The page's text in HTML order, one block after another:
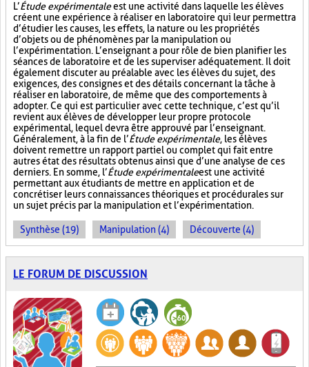
L’Étude expérimentaleest une activité dans laquelle les élèves
créent une expérience à réaliser en laboratoire qui leur permettra
d’étudier les causes, les effets, la nature ou les propriétés
d’objets ou de phénomènes par la manipulation ou
l’expérimentation. L’enseignant a pour rôle de bien planifier les
séances de laboratoire et de les superviser adéquatement. Il doit
également discuter au préalable avec les élèves du sujet, des
exigences, des consignes et des détails concernant la tâche à
réaliser en laboratoire, de même que des comportements à
adopter. Ce qui est particulier avec cette technique, c’est qu’il
revient aux élèves de développer leur propre protocole
expérimental, lequel devra être approuvé par l’enseignant.
Généralement, à la fin de l’Étude expérimentale, les élèves
doivent remettre un rapport partiel ou complet qui fait entre
autres état des résultats obtenus ainsi que d’une analyse de ces
derniers. En somme, l’Étude expérimentaleest une activité
permettant aux étudiants de mettre en application et de
concrétiser leurs connaissances théoriques et procédurales sur
un sujet précis par la manipulation et l’expérimentation.
Synthèse (19) Manipulation (4) Découverte (4)
LE FORUM DE DISCUSSION